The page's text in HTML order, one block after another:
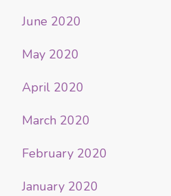
June 2020
May 2020
April 2020
March 2020
February 2020
January 2020